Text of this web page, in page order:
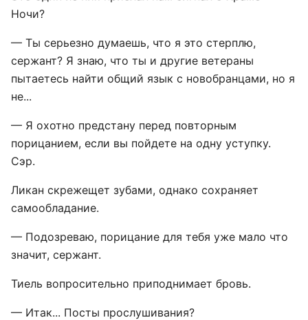
Ночи?
— Ты серьезно думаешь, что я это стерплю,
сержант? Я знаю, что ты и другие ветераны
пытаетесь найти общий язык с новобранцами, но я
не...
— Я охотно предстану перед повторным
порицанием, если вы пойдете на одну уступку.
Сэр.
Ликан скрежещет зубами, однако сохраняет
самообладание.
— Подозреваю, порицание для тебя уже мало что
значит, сержант.
Тиель вопросительно приподнимает бровь.
— Итак... Посты прослушивания?